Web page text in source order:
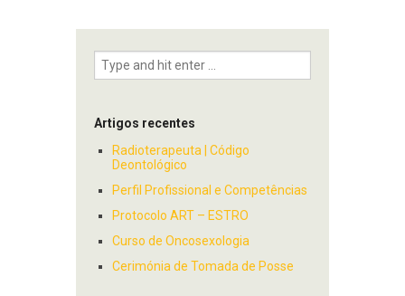
Artigos recentes
Radioterapeuta | Código
Deontológico
Perfil Profissional e Competências
Protocolo ART – ESTRO
Curso de Oncosexologia
Cerimónia de Tomada de Posse